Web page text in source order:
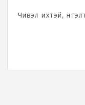
Чивэл ихтэй,